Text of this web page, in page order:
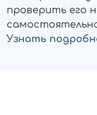
проверить его
Узнать